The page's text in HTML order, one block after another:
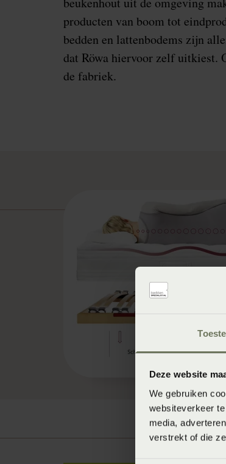
Deze website
We gebruiken
websiteverkeer
media,
verstrekt of die
producten van boom tot
bedden en lattenbodems zijn
dat Röwa hiervoor zelf uitkiest.
de fabriek.